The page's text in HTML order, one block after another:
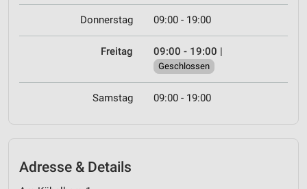
Donnerstag 09:00 - 19:00
Freitag 09:00 - 19:00 |
Geschlossen
Samstag 09:00 - 19:00
Adresse & Details